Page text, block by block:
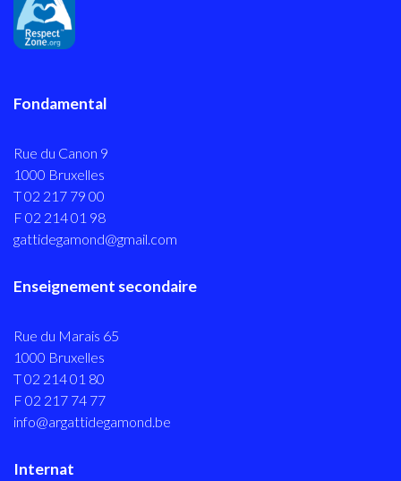
Fondamental
Rue du Canon 9
1000 Bruxelles
T 02 217 79 00
F 02 214 01 98
gattidegamond@gmail.com
Enseignement secondaire
Rue du Marais 65
1000 Bruxelles
T 02 214 01 80
F 02 217 74 77
info@argattidegamond.be
Internat